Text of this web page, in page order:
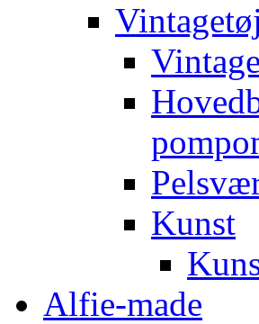
Kunst
Alfie-made